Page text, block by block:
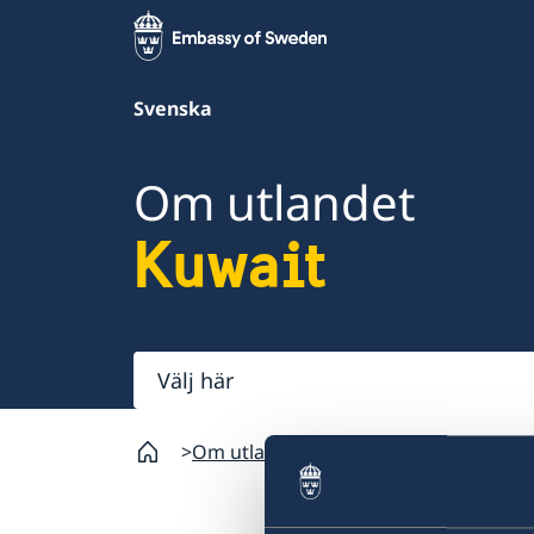
Svenska
Om utlandet
Kuwait
Välj
här
Om utlandet